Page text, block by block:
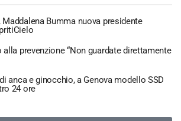
Bumma nuova presidente
alla prevenzione “Non guardate direttamente
anca e ginocchio, a Genova modello SSD
24 ore